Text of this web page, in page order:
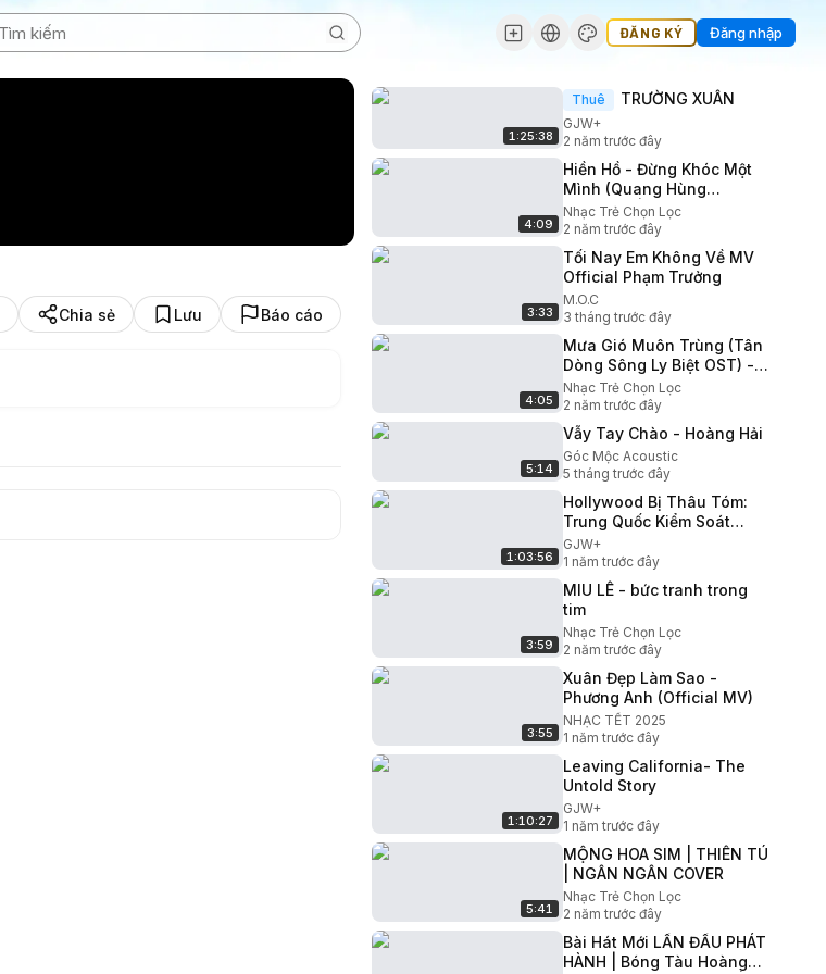
ĐĂNG KÝ Đăng nhập
Chia sẻ Lưu Báo cáo
1:25:38
Thuê TRƯỜNG XUÂN
GJW+
2 năm trước đây
4:09
Hiền Hồ - Đừng Khóc Một
Mình (Quang Hùng
MasterD) | Lululola Show
Nhạc Trẻ Chọn Lọc
2 năm trước đây
3:33
Tối Nay Em Không Về MV
Official Phạm Trưởng
M.O.C
3 tháng trước đây
4:05
Mưa Gió Muôn Trùng (Tân
Dòng Sông Ly Biệt OST) -
Hiền Thục (The Khang
Show)
Nhạc Trẻ Chọn Lọc
2 năm trước đây
5:14
Vẫy Tay Chào - Hoàng Hải
Góc Mộc Acoustic
5 tháng trước đây
1:03:56
Hollywood Bị Thâu Tóm:
Trung Quốc Kiểm Soát
Ngành Điện Ảnh
GJW+
1 năm trước đây
3:59
MIU LÊ - bức tranh trong
tim
Nhạc Trẻ Chọn Lọc
2 năm trước đây
3:55
Xuân Đẹp Làm Sao -
Phương Anh (Official MV)
NHẠC TẾT 2025
1 năm trước đây
1:10:27
Leaving California- The
Untold Story
GJW+
1 năm trước đây
5:41
MỘNG HOA SIM | THIÊN TÚ
| NGÂN NGÂN COVER
Nhạc Trẻ Chọn Lọc
2 năm trước đây
Bài Hát Mới LẦN ĐẦU PHÁT
HÀNH | Bóng Tàu Hoàng